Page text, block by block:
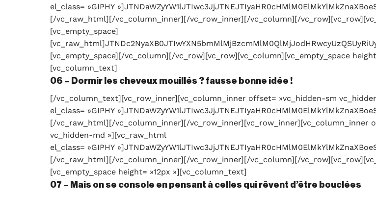
el_class= »GIPHY
[/vc_raw_html][/vc_column_inner][/vc_row_inner][/vc_column][/
[vc_empty_space]
[vc_empty_space][/vc_column][/vc_row][vc_row][vc_column][vc_empty_space
[vc_column_text]
06 – Dormir les cheveux mouillés ? fausse bonne idée !
[/vc_column_text][vc_row_inner][vc_column_inner offset= »vc_hidden-sm
el_class= »GIPHY
[/vc_raw_html][/vc_column_inner][/vc_row_inner][vc_row_inner][vc_column_inner
vc_hidden-md »][vc_raw_html
el_class= »GIPHY
[/vc_raw_html][/vc_column_inner][/vc_row_inner][/vc_column][/
[vc_empty_space height= »12px »][vc_column_text]
07 – Mais on se console en pensant à celles qui rêvent d’être bouclées